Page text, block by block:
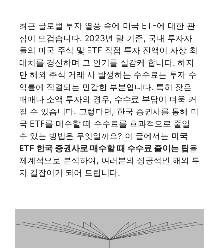
최근 글로벌 투자 열풍 속에 미국 ETF에 대한 관
심이 뜨겁습니다. 2023년 말 기준, 국내 투자자
들의 미국 주식 및 ETF 직접 투자 잔액이 사상 최
대치를 경신하며 그 인기를 실감케 합니다. 하지
만 해외 주식 거래 시 발생하는 수수료는 투자 수
익률에 직결되는 민감한 부분입니다. 특히 잦은
매매나 소액 투자의 경우, 수수료 부담이 더욱 커
질 수 있습니다. 그렇다면, 한국 증권사를 통해 미
국 ETF를 매수할 때 수수료를 효과적으로 줄일
수 있는 방법은 무엇일까요? 이 글에서는 미국
ETF 한국 증권사로 매수할 때 수수료 줄이는 팁을
체계적으로 분석하여, 여러분의 성공적인 해외 투
자 길잡이가 되어 드립니다.